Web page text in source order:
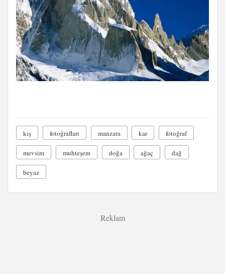
kış fotoğrafları manzara kar fotoğraf
mevsim muhteşem doğa ağaç dağ
beyaz
Reklam